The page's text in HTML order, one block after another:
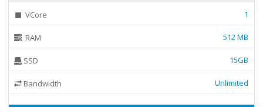
VCore 1
RAM 512 MB
SSD 15GB
Bandwidth Unlimited